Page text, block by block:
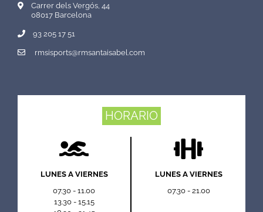
Carrer dels Vergós, 44
08017 Barcelona
93 205 17 51
rmsisports@rmsantaisabel.com
HORARIO
LUNES A VIERNES
07.30 - 11.00
13.30 - 15.15
LUNES A VIERNES
07.30 - 21.00